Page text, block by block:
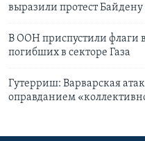
выразили протест
В ООН приспустили флаги
погибших в секторе Газа
Гутерриш: Варварская
оправданием